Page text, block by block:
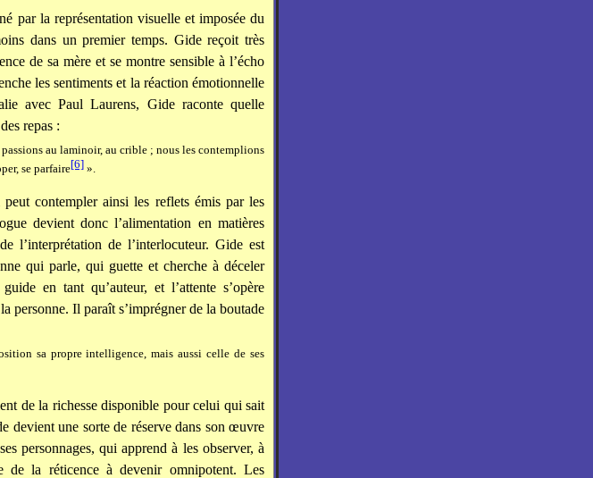
par la représentation visuelle et imposée du
dans un premier temps. Gide reçoit très
de sa mère et se montre sensible à l’écho
les sentiments et la réaction émotionnelle
avec Paul Laurens, Gide raconte quelle
repas :
au laminoir, au crible ; nous les contemplions
se parfaire[6]».
contempler ainsi les reflets émis par les
devient donc l’alimentation en matières
l’interprétation de l’interlocuteur. Gide est
qui parle, qui guette et cherche à déceler
en tant qu’auteur, et l’attente s’opère
personne. Il paraît s’imprégner de la boutade
sa propre intelligence, mais aussi celle de ses
de la richesse disponible pour celui qui sait
devient une sorte de réserve dans son œuvre
personnages, qui apprend à les observer, à
de la réticence à devenir omnipotent. Les